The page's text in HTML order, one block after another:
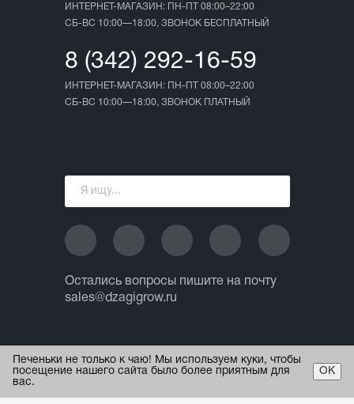
ИНТЕРНЕТ-МАГАЗИН: ПН-ПТ 08:00–22:00
СБ-ВС 10:00—18:00, ЗВОНОК БЕСПЛАТНЫЙ
8 (342) 292-16-59
ИНТЕРНЕТ-МАГАЗИН: ПН-ПТ 08:00–22:00
СБ-ВС 10:00—18:00, ЗВОНОК ПЛАТНЫЙ
Остались вопросы пишите на почту
sales@dzagigrow.ru
© 2013 - 2026 ИП Ежов А.А.
Все права защищены.
Печеньки не только к чаю! Мы используем куки, чтобы
посещение нашего сайта было более приятным для
вас.
ОК